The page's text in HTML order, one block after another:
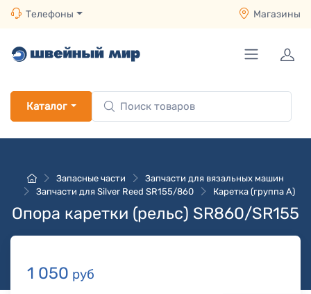
Телефоны Магазины
Каталог
Запасные части
Запчасти для вязальных машин
Запчасти для Silver Reed SR155/860
Каретка (группа A)
Опора каретки (рельс) SR860/SR155
1 050 руб